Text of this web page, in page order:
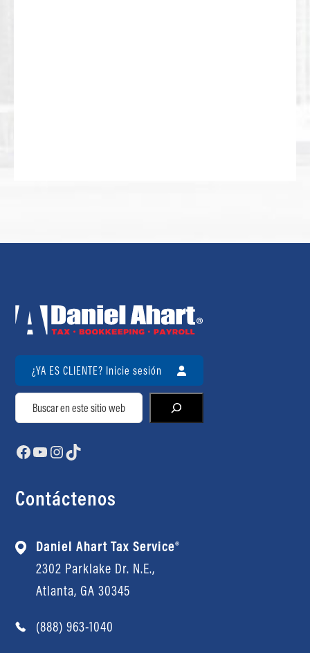
¿YA ES CLIENTE? Inicie sesión
Buscar
Facebook
YouTube
Instagram
TikTok
Contáctenos
Daniel Ahart Tax Service®
2302 Parklake Dr. N.E.,
Atlanta, GA 30345
(888) 963-1040